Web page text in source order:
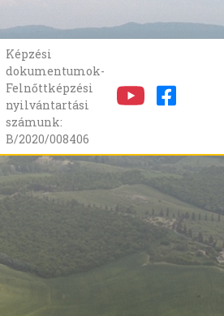
Képzési
dokumentumok-
Felnőttképzési
nyilvántartási
számunk:
B/2020/008406